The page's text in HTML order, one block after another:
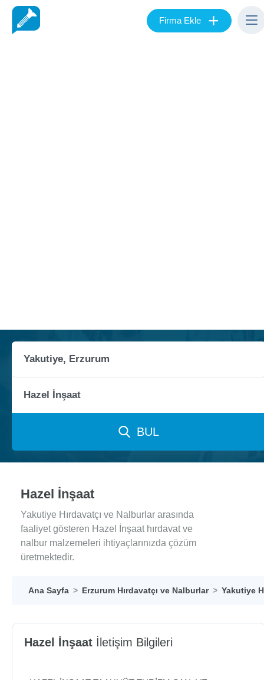
Firma Ekle +
BUL
Hazel İnşaat
Yakutiye Hırdavatçı ve Nalburlar arasında
faaliyet gösteren Hazel İnşaat hırdavat ve
nalbur malzemeleri ihtiyaçlarınızda çözüm
üretmektedir.
Ana Sayfa Erzurum Hırdavatçı ve Nalburlar Yakutiye
Hazel İnşaat İletişim Bilgileri